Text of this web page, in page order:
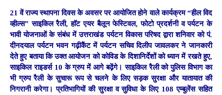
21 वें राज्य स्थापना दिवस के अवसर पर आयोजित होने वाले कार्यक्रम “हील विद
व्हील्स” साइकिल रैली, हाॅट एयर बैलून फेस्टिवल, फोटो प्रदर्शनी व पर्यटन के
भावी योजनाओं के संबंध में उत्तराखंड पर्यटन विकास परिषद द्वारा शनिवार को पं.
दीनदयाल पर्यटन भवन गढ़ीकैंट में पर्यटन सचिव दिलीप जावलकर ने जानकारी
देते हुए बताया कि उक्त आयोजन को कोविड के दिशानिर्देशों को ध्यान में रखते हुए,
साइकिल राइडर्स 10 के ग्रुप में आगे बढ़ेंगे। साइकिल रैली को पुलिस विभाग का
भी ग्रुप रैली के सुचारू रूप से चलने के लिए सड़क सुरक्षा और यातायात की
निगरानी करेगा। प्रतिभागियों की सुरक्षा व सुविधा के लिए 108 एम्बुलेंस सहित